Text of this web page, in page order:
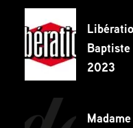
2023